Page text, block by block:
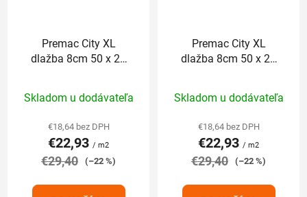
Premac City XL
dlažba 8cm 50 x 25
hodnotenie
produktu
je
5,0
Skladom u dodávateľa
€18,64 bez DPH
€22,93 / m2
€29,40 (–22 %)
Premac City XL
dlažba 8cm 50 x 25
hodnotenie
produktu
je
5,0
Skladom u dodávateľa
€18,64 bez DPH
€22,93 / m2
€29,40 (–22 %)